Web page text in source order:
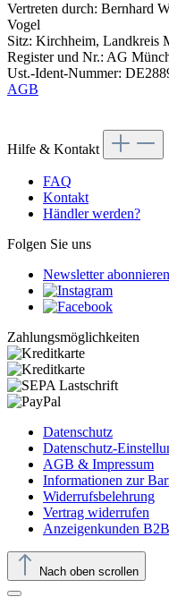
Vertreten durch: Bernhard
Vogel
Sitz: Kirchheim, Landkreis
Register und Nr.: AG
Ust.-Ident-Nummer:
AGB
Hilfe & Kontakt
FAQ
Kontakt
Händler werden?
Folgen Sie uns
Newsletter abonnieren
Zahlungsmöglichkeiten
Datenschutz
Datenschutz-
AGB & Impressum
Informationen zur
Widerrufsbelehrung
Vertrag widerrufen
Anzeigenkunden
Nach oben scrollen